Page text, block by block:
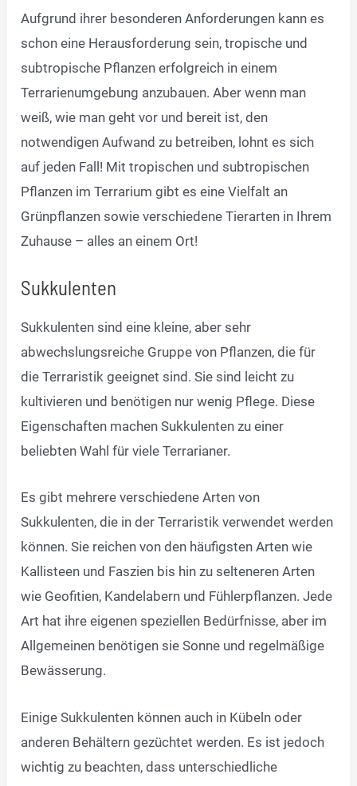
Aufgrund ihrer besonderen Anforderungen kann es
schon eine Herausforderung sein, tropische und
subtropische Pflanzen erfolgreich in einem
Terrarienumgebung anzubauen. Aber wenn man
weiß, wie man geht vor und bereit ist, den
notwendigen Aufwand zu betreiben, lohnt es sich
auf jeden Fall! Mit tropischen und subtropischen
Pflanzen im Terrarium gibt es eine Vielfalt an
Grünpflanzen sowie verschiedene Tierarten in Ihrem
Zuhause – alles an einem Ort!
Sukkulenten
Sukkulenten sind eine kleine, aber sehr
abwechslungsreiche Gruppe von Pflanzen, die für
die Terraristik geeignet sind. Sie sind leicht zu
kultivieren und benötigen nur wenig Pflege. Diese
Eigenschaften machen Sukkulenten zu einer
beliebten Wahl für viele Terrarianer.
Es gibt mehrere verschiedene Arten von
Sukkulenten, die in der Terraristik verwendet werden
können. Sie reichen von den häufigsten Arten wie
Kallisteen und Faszien bis hin zu selteneren Arten
wie Geofitien, Kandelabern und Fühlerpflanzen. Jede
Art hat ihre eigenen speziellen Bedürfnisse, aber im
Allgemeinen benötigen sie Sonne und regelmäßige
Bewässerung.
Einige Sukkulenten können auch in Kübeln oder
anderen Behältern gezüchtet werden. Es ist jedoch
wichtig zu beachten, dass unterschiedliche